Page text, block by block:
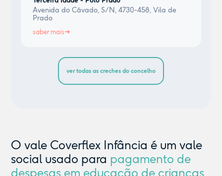
Avenida do Cávado, S/N, 4730-458, Vila de
Prado
saber mais
ver todas as creches do concelho
O vale Coverflex Infância é um vale
social usado para pagamento de
despesas em educação de crianças